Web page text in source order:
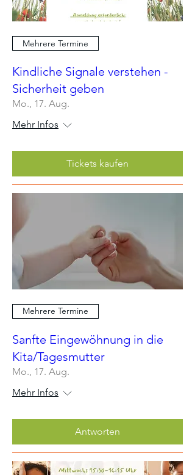
Mehrere Termine
Kindliche Signale verstehen -
Sicherheit geben
Mo., 17. Aug.
Mehr Infos
Tickets kaufen
Mehrere Termine
Sanfte Eingewöhnung in die
Kita/Tagesmutter
Mo., 17. Aug.
Mehr Infos
Antworten